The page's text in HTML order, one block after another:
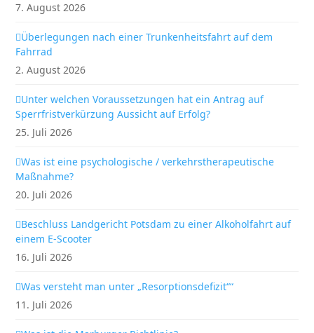
7. August 2026
Überlegungen nach einer Trunkenheitsfahrt auf dem
Fahrrad
2. August 2026
Unter welchen Voraussetzungen hat ein Antrag auf
Sperrfristverkürzung Aussicht auf Erfolg?
25. Juli 2026
Was ist eine psychologische / verkehrstherapeutische
Maßnahme?
20. Juli 2026
Beschluss Landgericht Potsdam zu einer Alkoholfahrt auf
einem E-Scooter
16. Juli 2026
Was versteht man unter „Resorptionsdefizit““
11. Juli 2026